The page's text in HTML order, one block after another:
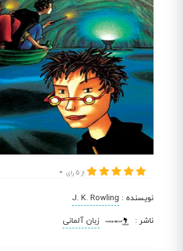
از 5 رای
نویسنده :
J. K. Rowling
ناشر : زبان آلمانی